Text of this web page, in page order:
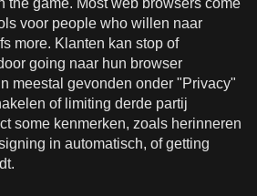
the game. Most web browsers come
voor people who willen naar
more. Klanten kan stop of
going naar hun browser
meestal gevonden onder "Privacy"
of limiting derde partij
some kenmerken, zoals herinneren
in automatisch, of getting